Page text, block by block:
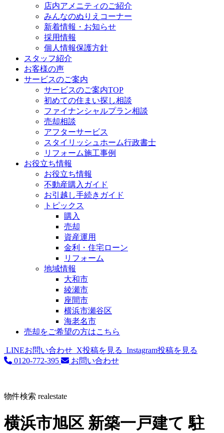
店内アメニティのご紹介
みんなのぬりえコーナー
新着情報・お知らせ
採用情報
個人情報保護方針
スタッフ紹介
お客様の声
サービスのご案内
サービスのご案内TOP
初めての住まい探し相談
ファイナンシャルプラン相談
売却相談
アフターサービス
スタイリッシュホーム行政書士
リフォーム施工事例
お役立ち情報
お役立ち情報
不動産購入ガイド
お引越し手続きガイド
トピックス
購入
売却
資産運用
金利・住宅ローン
リフォーム
地域情報
大和市
綾瀬市
座間市
横浜市瀬谷区
海老名市
売却をご希望の方はこちら
LINEお問い合わせ X投稿を見る Instagram投稿を見る
0120-772-395
お問い合わせ
物件検索 realestate
横浜市旭区 新築一戸建て 駐